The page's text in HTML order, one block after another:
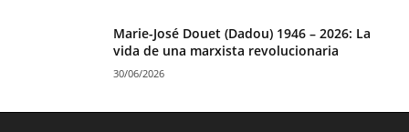
Marie-José Douet (Dadou) 1946 – 2026: La
vida de una marxista revolucionaria
30/06/2026